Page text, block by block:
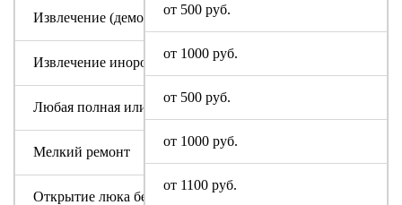
от 500 руб.
от 1000 руб.
от 500 руб.
от 1000 руб.
от 1100 руб.
Извлечение (демонтаж) машинки из труднодоступных мест
Извлечение инородного предмета (без разбора бака)
Любая полная или частичная разборка машины
Мелкий ремонт
Открытие люка без ремонта